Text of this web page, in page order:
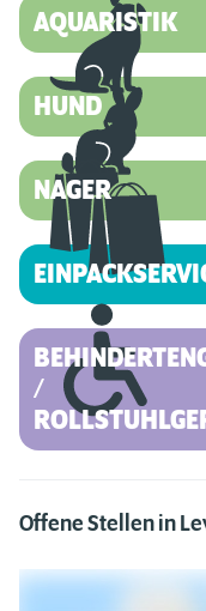
AQUARISTIK
HUND
NAGER
/
Offene Stellen in